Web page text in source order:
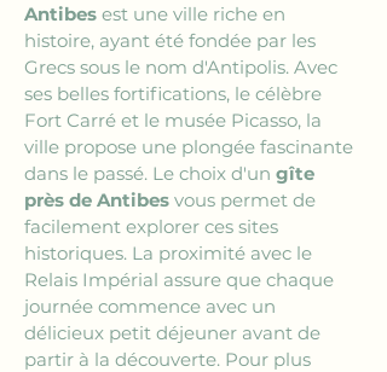
Antibes est une ville riche en
histoire, ayant été fondée par les
Grecs sous le nom d'Antipolis. Avec
ses belles fortifications, le célèbre
Fort Carré et le musée Picasso, la
ville propose une plongée fascinante
dans le passé. Le choix d'un gîte
près de Antibes vous permet de
facilement explorer ces sites
historiques. La proximité avec le
Relais Impérial assure que chaque
journée commence avec un
délicieux petit déjeuner avant de
partir à la découverte. Pour plus